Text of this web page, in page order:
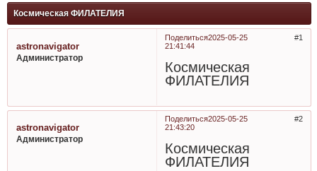
Космическая ФИЛАТЕЛИЯ
Поделиться 1
2025-05-25
21:41:44
astronavigator
Администратор
Космическая
ФИЛАТЕЛИЯ
Поделиться 2
2025-05-25
21:43:20
astronavigator
Администратор
Космическая
ФИЛАТЕЛИЯ